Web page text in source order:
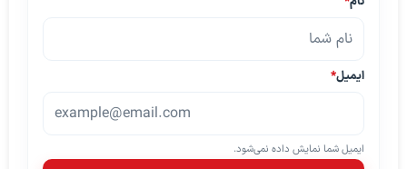
ایمیل*
ایمیل شما نمایش داده نمی‌شود.